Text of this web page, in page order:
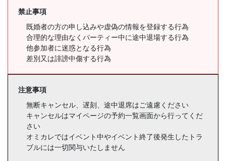
禁止事項
既婚者の方の申し込みや虚偽の情報を登録する行為
合理的な理由なくパーティー中に途中退場する行為
他参加者に迷惑となる行為
差別又は誹謗中傷する行為
注意事項
無断キャンセル、遅刻、途中退席はご遠慮ください
キャンセルはマイページの予約一覧画面から行ってくだ
さい
オミカレではイベント中やイベント終了後発生したトラ
ブルには一切関与いたしません